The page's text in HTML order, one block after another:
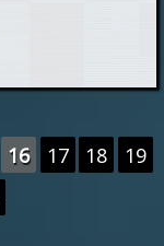
16 17 18
19